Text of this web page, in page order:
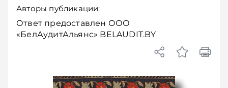
Авторы публикации:
Ответ предоставлен ООО
«БелАудитАльянс» BELAUDIT.BY